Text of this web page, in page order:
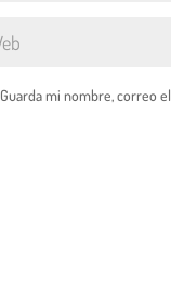
Guarda mi nombre, correo